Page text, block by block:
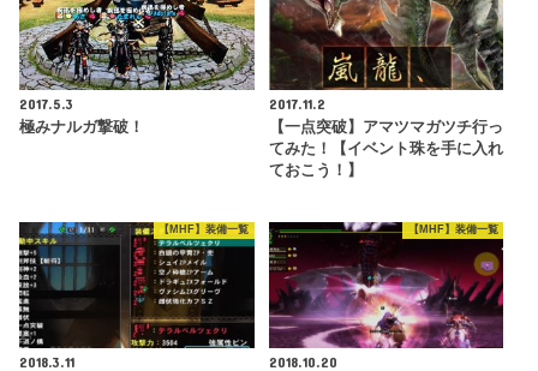
2017.5.3
極みナルガ撃破！
2017.11.2
【一点突破】アマツマガツチ行っ
てみた！【イベント珠を手に入れ
ておこう！】
【MHF】装備一覧
2018.3.11
【MHF】装備一覧
2018.10.20